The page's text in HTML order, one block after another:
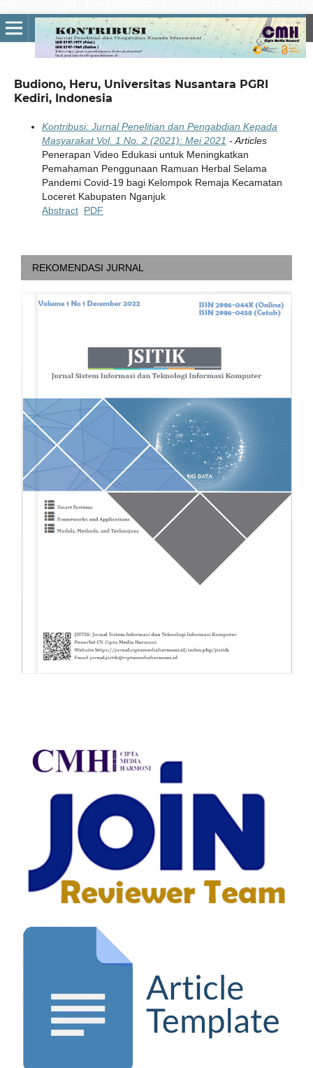
Budiono, Heru, Universitas Nusantara PGRI
Kediri, Indonesia
Kontribusi: Jurnal Penelitian dan Pengabdian Kepada
Masyarakat Vol. 1 No. 2 (2021): Mei 2021 - Articles
Penerapan Video Edukasi untuk Meningkatkan
Pemahaman Penggunaan Ramuan Herbal Selama
Pandemi Covid-19 bagi Kelompok Remaja Kecamatan
Loceret Kabupaten Nganjuk
Abstract PDF
REKOMENDASI JURNAL